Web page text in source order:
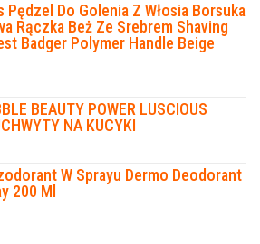
Pędzel Do Golenia Z Włosia Borsuka
Rączka Beż Ze Srebrem Shaving
Badger Polymer Handle Beige
BEAUTY POWER LUSCIOUS
NA KUCYKI
W Sprayu Dermo Deodorant
200 Ml